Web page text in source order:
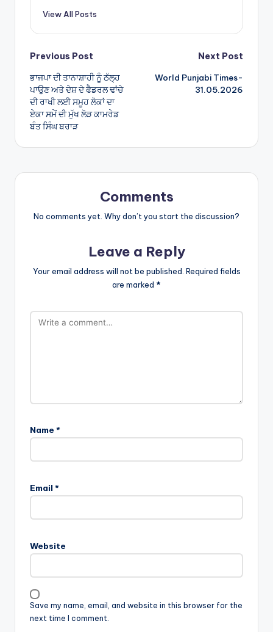
p
View All Posts
Post
navigation
Previous Post
ਭਾਜਪਾ ਦੀ ਤਾਨਾਸ਼ਾਹੀ ਨੂੰ ਠੱਲ੍ਹ
ਪਾਉਣ ਅਤੇ ਦੇਸ਼ ਦੇ ਫੈਡਰਲ ਢਾਂਚੇ
ਦੀ ਰਾਖੀ ਲਈ ਸਮੂਹ ਲੋਕਾਂ ਦਾ
ਏਕਾ ਸਮੇਂ ਦੀ ਮੁੱਖ ਲੋੜ ਕਾਮਰੇਡ
ਬੰਤ ਸਿੰਘ ਬਰਾੜ
Next Post
World Punjabi Times-
31.05.2026
Comments
No comments yet. Why don’t you start the discussion?
Leave a Reply
Your email address will not be published. Required fields
are marked *
Name *
Email *
Website
Save my name, email, and website in this browser for the
next time I comment.